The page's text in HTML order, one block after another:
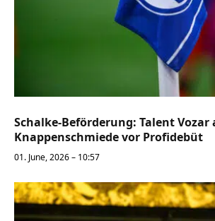
Schalke-Beförderung: Talent Vozar
Knappenschmiede vor Profidebüt
01. June, 2026 – 10:57